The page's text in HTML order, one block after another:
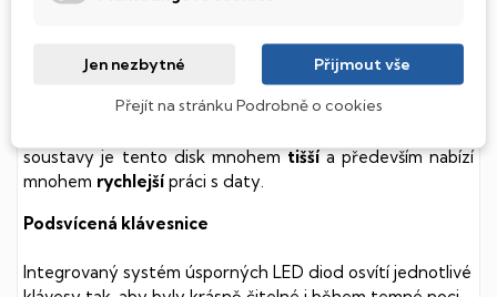
diskem, který na rozdíl od starších magnetických HDD
(Hard Disk Drive) disků nedisponuje žádnými pohyblivými
součástmi a je tak mnohem méně náchylný
soustavy je tento disk mnohemtiššía především nabízí
mnohem rychlejší práci s daty.
Podsvícená klávesnice
Integrovaný systém úsporných LED diod osvítí jednotlivé
Jen nezbytné Přijmout vše
Přejít na stránku Podrobně o cookies